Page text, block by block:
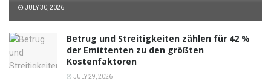
JULY 30, 2026
Betrug und Streitigkeiten zählen für 42 %
der Emittenten zu den größten
Kostenfaktoren
JULY 29, 2026